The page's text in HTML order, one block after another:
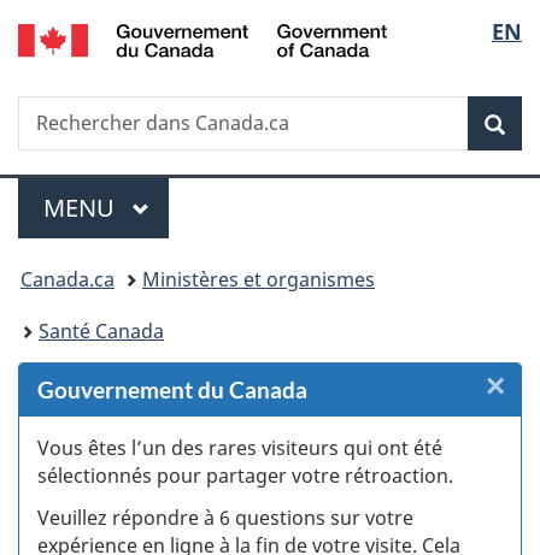
Passer
au
des
Passer
au
principal
Passer
à
Au
du
Passer
à
version
simplifiée
de
la
EN
Recherche
Rechercher
dans
Menu
MENU PRINCIPAL
Vous
êtes
ici :
Canada.ca
Ministères et organismes
Santé Canada
Gouvernement du Canada
Vous êtes l’un des rares visiteurs qui ont été
sélectionnés pour partager votre rétroaction.
Veuillez répondre à 6 questions sur votre
expérience en ligne à la fin de votre visite. Cela
×